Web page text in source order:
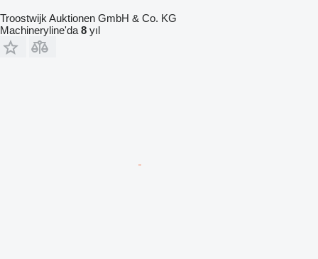
Troostwijk Auktionen GmbH & Co. KG
Machineryline'da 8 yıl